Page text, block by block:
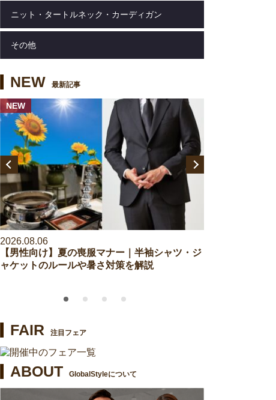
ニット・タートルネック・カーディガン
その他
NEW 最新記事
NEW
2026.08.06
【男性向け】夏の喪服マナー｜半袖シャツ・ジ
ャケットのルールや暑さ対策を解説
FAIR 注目フェア
ABOUT GlobalStyleについて